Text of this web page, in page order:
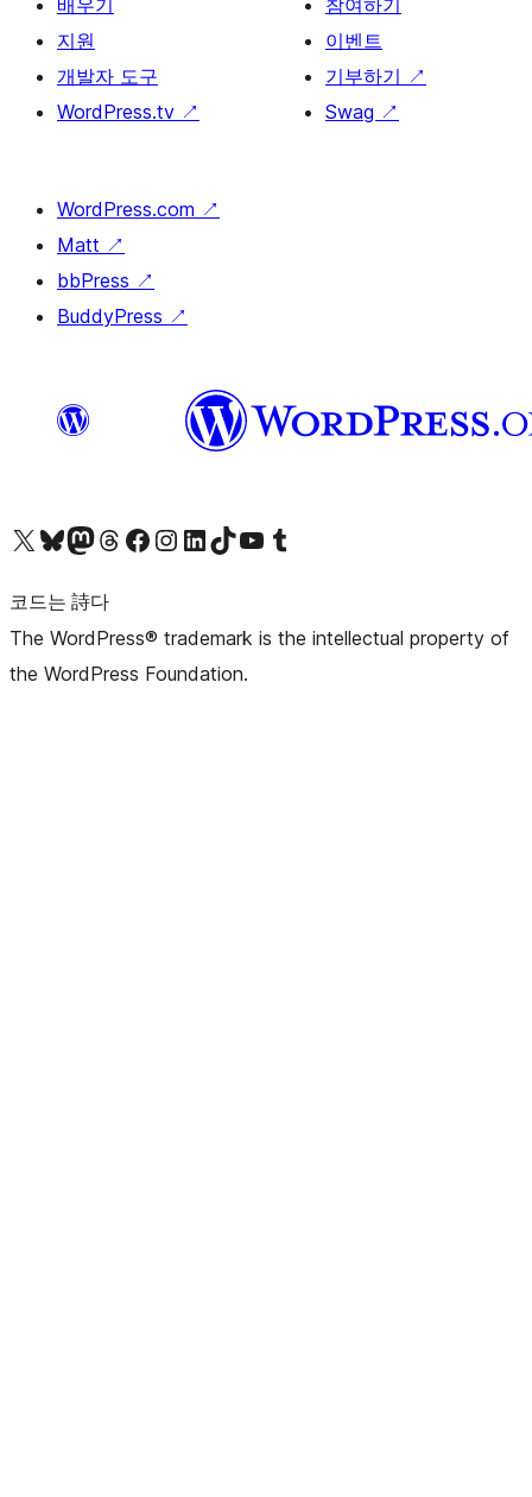
배우기
지원
개발자 도구
WordPress.tv ↗
참여하기
이벤트
기부하기 ↗
Swag ↗
WordPress.com ↗
Matt ↗
bbPress ↗
BuddyPress ↗
X(이전 트위터) 계정 방문하기블루스카이 계정 방문하기마스토돈 계정 방문하기스레드 계정 방문하기 페이스북 페이지 방문하기인스타그램 계정 방문하기 LinkedIn 계정 방문하기틱톡 계정 방문하기유튜브 채널 방문하기 텀블러 계정 방문하기
코드는 詩다
The WordPress® trademark is the intellectual property of
the WordPress Foundation.